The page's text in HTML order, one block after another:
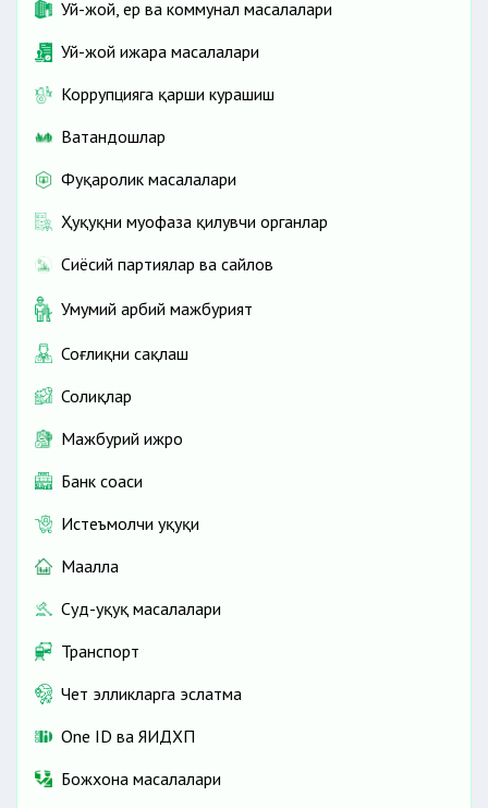
Уй-жой, ер ва коммунал масалалари
Уй-жой ижара масалалари
Коррупцияга қарши курашиш
Ватандошлар
Фуқаролик масалалари
Ҳуқуқни муҳофаза қилувчи органлар
Сиёсий партиялар ва сайлов
Умумий ҳарбий мажбурият
Соғлиқни сақлаш
Солиқлар
Мажбурий ижро
Банк соҳаси
Истеъмолчи ҳуқуқи
Маҳалла
Суд-ҳуқуқ масалалари
Транспорт
Чет элликларга эслатма
One ID ва ЯИДХП
Божхона масалалари